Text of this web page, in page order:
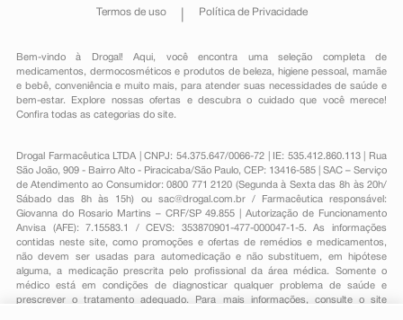
Termos de uso Política de Privacidade
Bem-vindo à Drogal! Aqui, você encontra uma seleção completa de
medicamentos , dermocosméticos e produtos de beleza, higiene pessoal ,mamãe
e bebê, conveniênciae muito mais, para atender suas necessidades de saúde e
bem-estar. Explore nossas ofertas e descubra o cuidado que você merece!
Confira todas as categorias do site.
Drogal Farmacêutica LTDA | CNPJ: 54.375.647/0066-72 | IE: 535.412.860.113 | Rua
São João, 909 - Bairro Alto - Piracicaba/São Paulo, CEP: 13416-585 | SAC – Serviço
de Atendimento ao Consumidor: 0800 771 2120 (Segunda à Sexta das 8h às 20h/
Sábado das 8h às 15h) ou sac@drogal.com.br/ Farmacêutica responsável:
Giovanna do Rosario Martins – CRF/SP 49.855 | Autorização de Funcionamento
Anvisa (AFE): 7.15583.1 / CEVS: 353870901-477-000047-1-5. As informações
contidas neste site, como promoções e ofertas de remédios e medicamentos,
não devem ser usadas para automedicação e não substituem, em hipótese
alguma, a medicação prescrita pelo profissional da área médica. Somente o
médico está em condições de diagnosticar qualquer problema de saúde e
prescrever o tratamento adequado. Para mais informações, consulte o site